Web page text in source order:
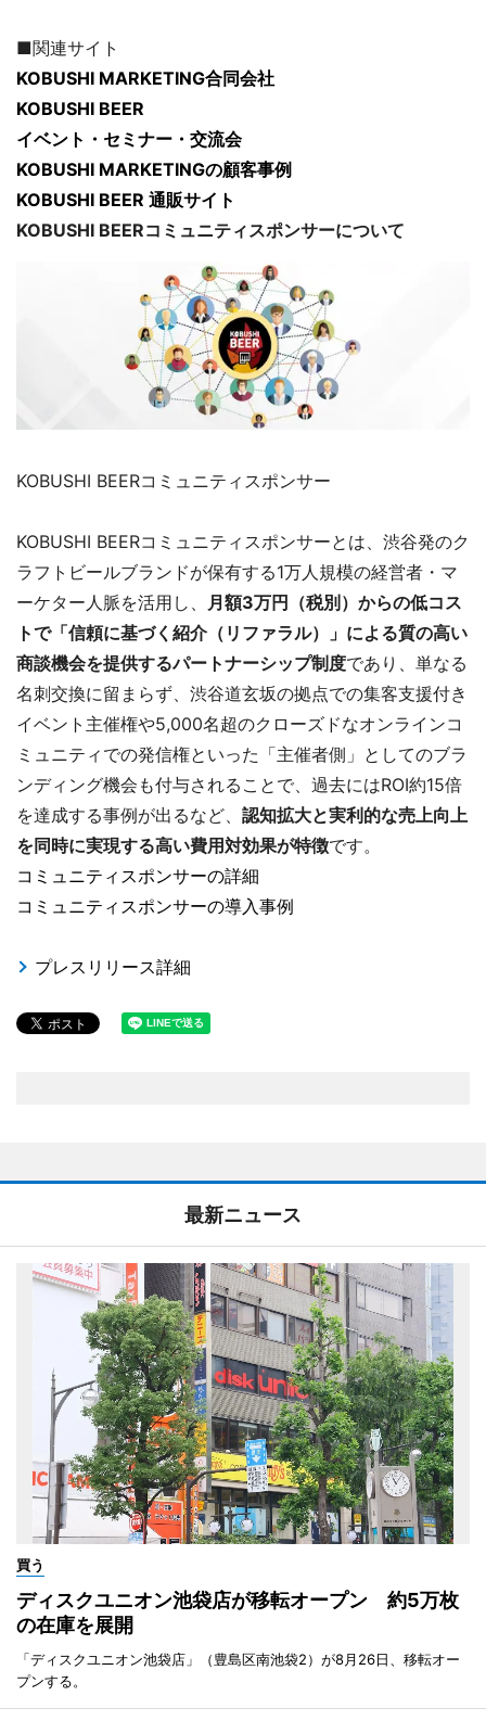
■関連サイト
KOBUSHI MARKETING合同会社
KOBUSHI BEER
イベント・セミナー・交流会
KOBUSHI MARKETINGの顧客事例
KOBUSHI BEER 通販サイト
KOBUSHI BEERコミュニティスポンサーについて
KOBUSHI BEERコミュニティスポンサー
KOBUSHI BEERコミュニティスポンサーとは、渋谷発のク
ラフトビールブランドが保有する1万人規模の経営者・マ
ーケター人脈を活用し、 月額3万円（税別）からの低コス
トで「信頼に基づく紹介（リファラル）」による質の高い
商談機会を提供するパートナーシップ制度であり、単なる
名刺交換に留まらず、渋谷道玄坂の拠点での集客支援付き
イベント主催権や5,000名超のクローズドなオンラインコ
ミュニティでの発信権といった「主催者側」としてのブラ
ンディング機会も付与されることで、過去にはROI約15倍
を達成する事例が出るなど、 認知拡大と実利的な売上向上
を同時に実現する高い費用対効果が特徴です。
コミュニティスポンサーの詳細
コミュニティスポンサーの導入事例
プレスリリース詳細
最新ニュース
買う
ディスクユニオン池袋店が移転オープン 約5万枚
の在庫を展開
「ディスクユニオン池袋店」（豊島区南池袋2）が8月26日、移転オー
プンする。